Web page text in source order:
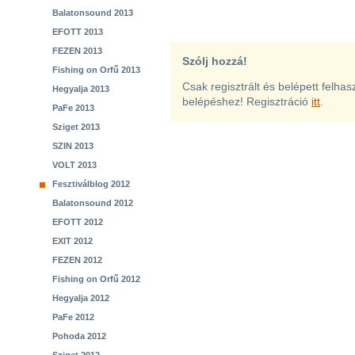
Balatonsound 2013
EFOTT 2013
FEZEN 2013
Fishing on Orfű 2013
Hegyalja 2013
PaFe 2013
Sziget 2013
SZIN 2013
VOLT 2013
Fesztiválblog 2012
Balatonsound 2012
EFOTT 2012
EXIT 2012
FEZEN 2012
Fishing on Orfű 2012
Hegyalja 2012
PaFe 2012
Pohoda 2012
Szólj hozzá!
Csak regisztrált és belépett
belépéshez! Regisztráció itt